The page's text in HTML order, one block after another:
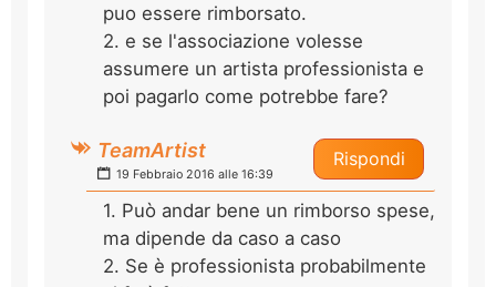
puo essere rimborsato.
2. e se l'associazione volesse
assumere un artista professionista e
poi pagarlo come potrebbe fare?
Rispondi
TeamArtist
19 Febbraio 2016 alle 16:39
1. Può andar bene un rimborso spese,
ma dipende da caso a caso
2. Se è professionista probabilmente